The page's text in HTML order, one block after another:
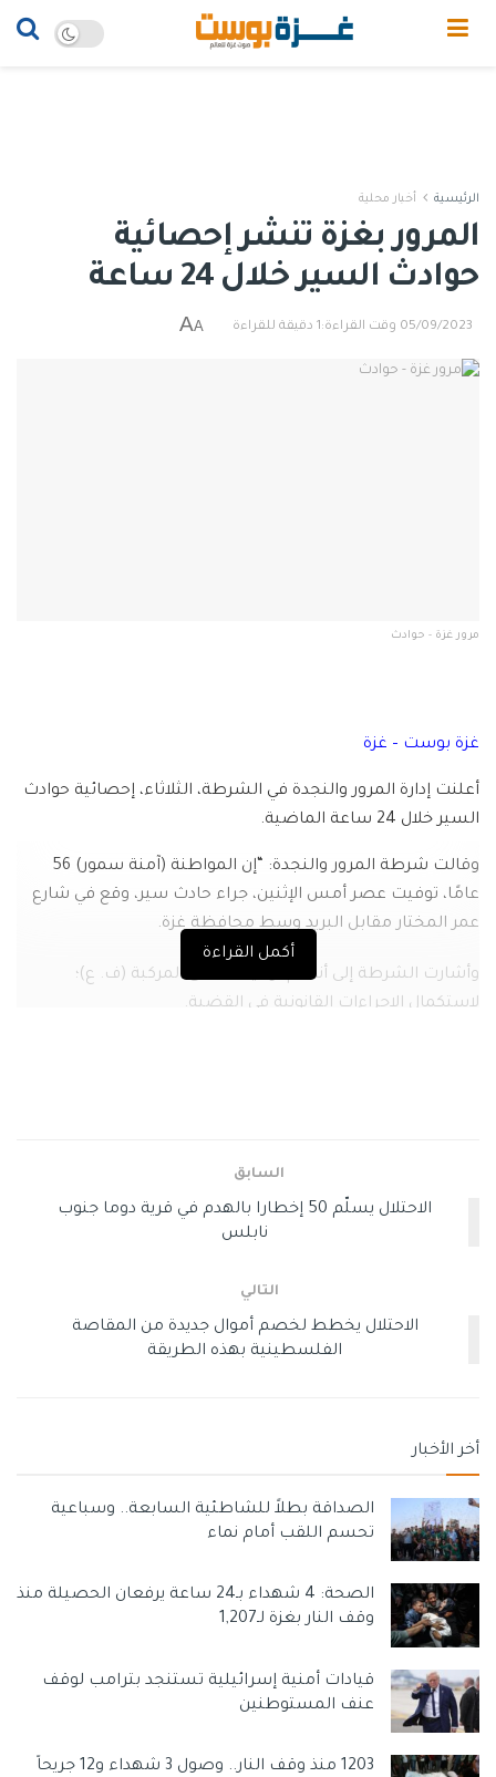
الرئيسية أخبار محلية
المرور بغزة تنشر إحصائية
حوادث السير خلال 24 ساعة
05/09/2023 وقت القراءة:1 دقيقة للقراءة A
A
مرور غزة - حوادث
غزة بوست – غزة
أعلنت إدارة المرور والنجدة في الشرطة، الثلاثاء، إحصائية حوادث
السير خلال 24 ساعة الماضية.
وقالت شرطة المرور والنجدة: “إن المواطنة (آمنة سمور) 56
عامًا، توفيت عصر أمس الإثنين، جراء حادث سير، وقع في شارع
عمر المختار مقابل البريد وسط محافظة غزة.
وأشارت الشرطة إلى أنه تم توقيف سائق المركبة (ف. ع)؛
لاستكمال الإجراءات القانونية في القضية.
أكمل القراءة
السابق
الاحتلال يسلّم 50 إخطارا بالهدم في قرية دوما جنوب
نابلس
التالي
الاحتلال يخطط لخصم أموال جديدة من المقاصة
الفلسطينية بهذه الطريقة
أخر الأخبار
الصداقة بطلاً للشاطئية السابعة.. وسباعية
تحسم اللقب أمام نماء
الصحة: 4 شهداء بـ24 ساعة يرفعان الحصيلة منذ
وقف النار بغزة لـ1,207
قيادات أمنية إسرائيلية تستنجد بترامب لوقف
عنف المستوطنين
1203 منذ وقف النار.. وصول 3 شهداء و12 جريحاً